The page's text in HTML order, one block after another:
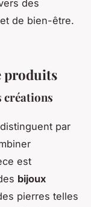
des
de bien-être.
produits
créations
par
est
bijoux
pierres telles